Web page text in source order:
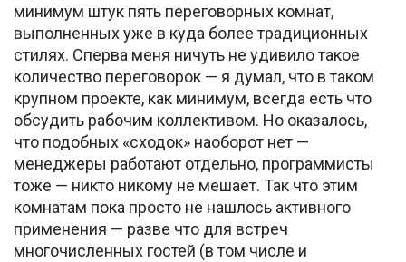
минимум штук пять переговорных комнат,
выполненных уже в куда более традиционных
стилях. Сперва меня ничуть не удивило такое
количество переговорок — я думал, что в таком
крупном проекте, как минимум, всегда есть что
обсудить рабочим коллективом. Но оказалось,
что подобных «сходок» наоборот нет —
менеджеры работают отдельно, программисты
тоже — никто никому не мешает. Так что этим
комнатам пока просто не нашлось активного
применения — разве что для встреч
многочисленных гостей (в том числе и